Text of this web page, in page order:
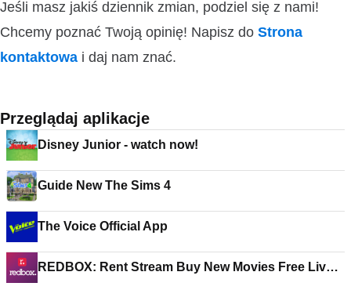
Jeśli masz jakiś dziennik zmian, podziel się z nami!
Chcemy poznać Twoją opinię! Napisz do Strona
kontaktowa i daj nam znać.
Przeglądaj aplikacje
Disney Junior - watch now!
Guide New The Sims 4
The Voice Official App
REDBOX: Rent Stream Buy New Movies Free Live